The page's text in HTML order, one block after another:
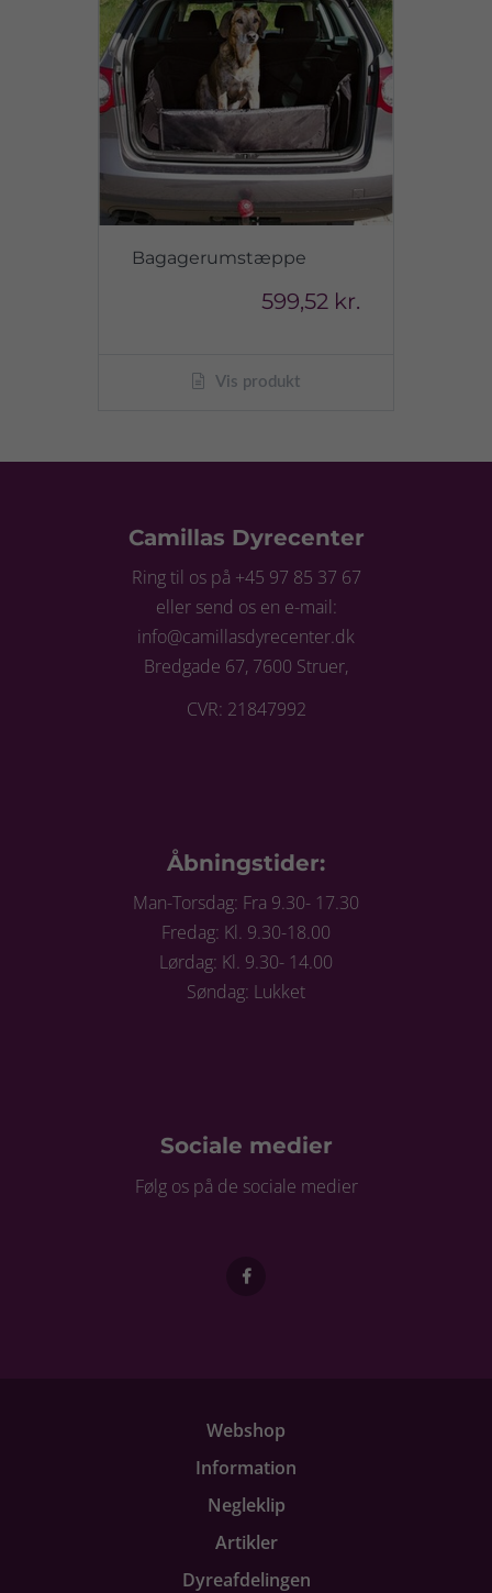
Bagagerumstæppe
599,52 kr.
Vis produkt
Camillas Dyrecenter
Ring til os på +45 97 85 37 67
eller send os en e-mail:
info@camillasdyrecenter.dk
Bredgade 67, 7600 Struer,
CVR: 21847992
Åbningstider:
Man-Torsdag: Fra 9.30- 17.30
Fredag: Kl. 9.30-18.00
Lørdag: Kl. 9.30- 14.00
Søndag: Lukket
Sociale medier
Følg os på de sociale medier
Webshop
Information
Negleklip
Artikler
Dyreafdelingen